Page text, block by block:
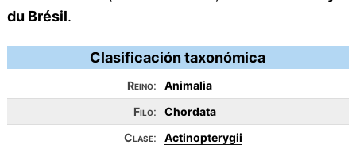
du Brésil.
Clasificación taxonómica
Reino:
Animalia
Filo:
Chordata
Clase:
Actinopterygii